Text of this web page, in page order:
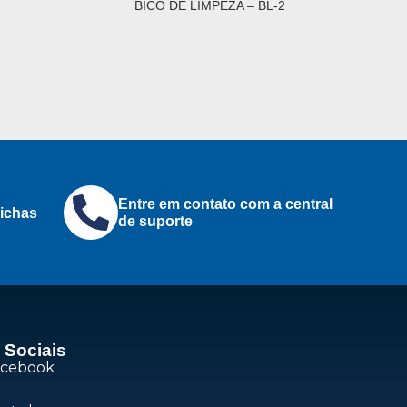
BICO DE LIMPEZA – BL-2
Entre em contato com a central
de suporte
Sociais